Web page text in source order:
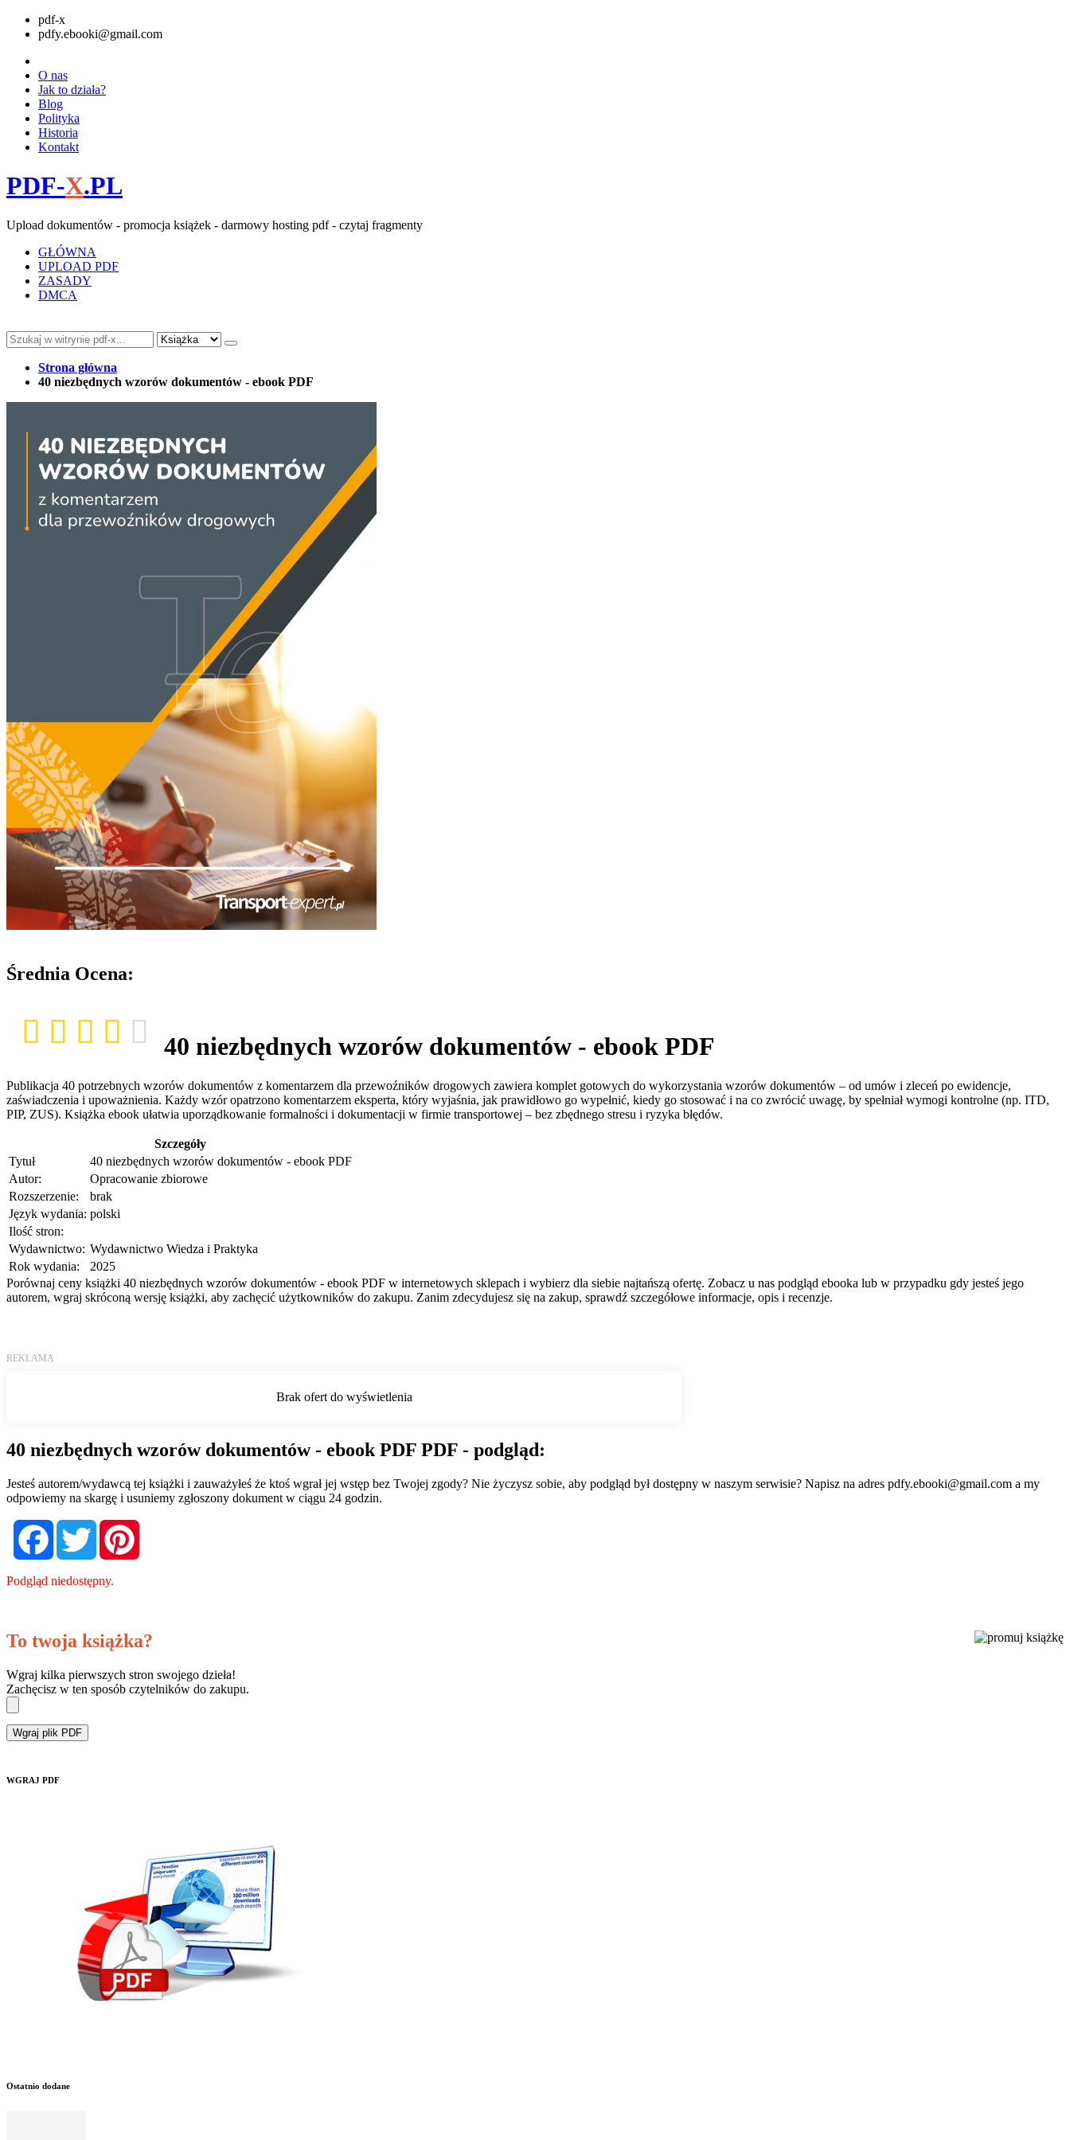
pdf-x
pdfy.ebooki@gmail.com
O nas
Jak to działa?
Blog
Polityka
Historia
Kontakt
PDF-X.PL
Upload dokumentów - promocja książek - darmowy hosting pdf - czytaj fragmenty
GŁÓWNA
UPLOAD PDF
ZASADY
DMCA
Strona główna
40 niezbędnych wzorów dokumentów - ebook PDF
Średnia Ocena:
40 niezbędnych wzorów dokumentów - ebook PDF
Publikacja 40 potrzebnych wzorów dokumentów z komentarzem dla przewoźników drogowych zawiera komplet gotowych do wykorzystania wzorów dokumentów – od umów i zleceń po ewidencje,
zaświadczenia i upoważnienia. Każdy wzór opatrzono komentarzem eksperta, który wyjaśnia, jak prawidłowo go wypełnić, kiedy go stosować i na co zwrócić uwagę, by spełniał wymogi kontrolne (np. ITD,
PIP, ZUS). Książka ebook ułatwia uporządkowanie formalności i dokumentacji w firmie transportowej – bez zbędnego stresu i ryzyka błędów.
Szczegóły
Tytuł
40 niezbędnych wzorów dokumentów - ebook PDF
Autor:
Opracowanie zbiorowe
Rozszerzenie:
brak
Język wydania: polski
Ilość stron:
Wydawnictwo: Wydawnictwo Wiedza i Praktyka
Rok wydania:
2025
Porównaj ceny książki 40 niezbędnych wzorów dokumentów - ebook PDF w internetowych sklepach i wybierz dla siebie najtańszą ofertę. Zobacz u nas podgląd ebooka lub w przypadku gdy jesteś jego
autorem, wgraj skróconą wersję książki, aby zachęcić użytkowników do zakupu. Zanim zdecydujesz się na zakup, sprawdź szczegółowe informacje, opis i recenzje.
40 niezbędnych wzorów dokumentów - ebook PDF PDF - podgląd:
Jesteś autorem/wydawcą tej książki i zauważyłeś że ktoś wgrał jej wstęp bez Twojej zgody? Nie życzysz sobie, aby podgląd był dostępny w naszym serwisie? Napisz na adres pdfy.ebooki@gmail.com a my
odpowiemy na skargę i usuniemy zgłoszony dokument w ciągu 24 godzin.
FacebookTwitter
Podgląd niedostępny.
To twoja książka?
Wgraj kilka pierwszych stron swojego dzieła!
Zachęcisz w ten sposób czytelników do zakupu.
Wgraj plik PDF
WGRAJ PDF
Ostatnio dodane